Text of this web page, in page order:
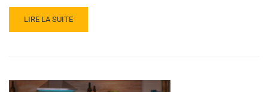
LIRE LA SUITE